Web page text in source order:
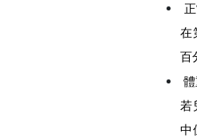
在
百
若
中